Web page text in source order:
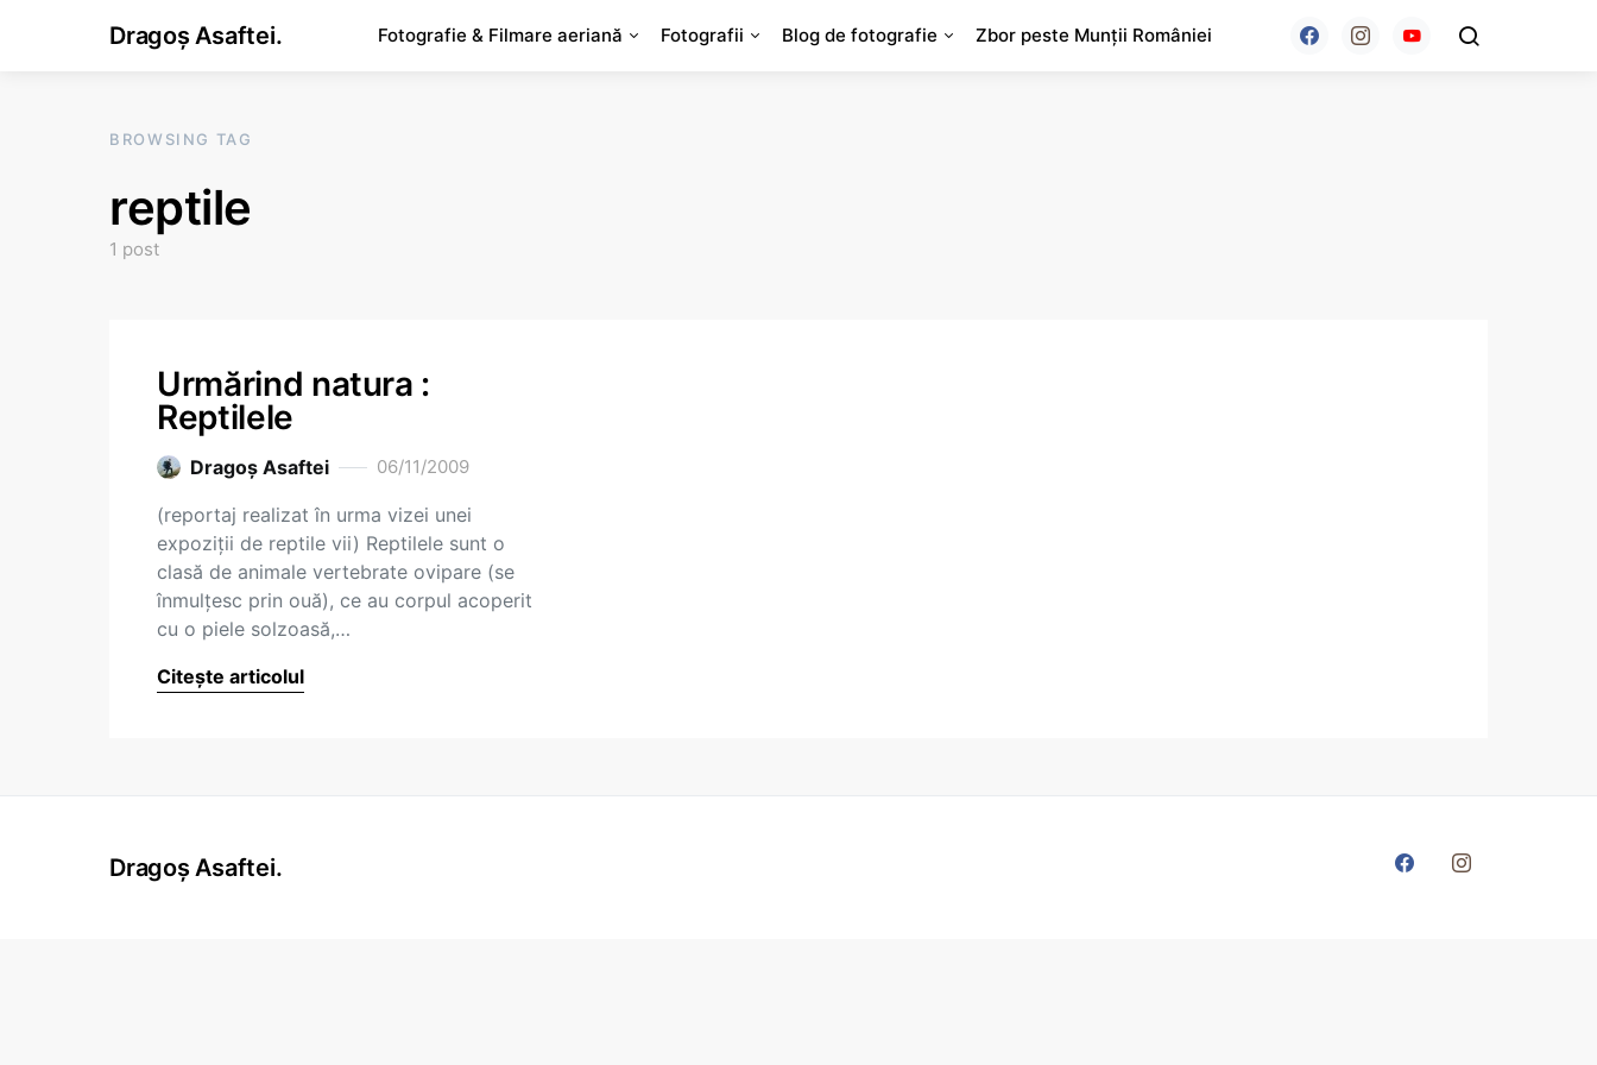
Dragoș Asaftei. Fotografie & Filmare aeriană Fotografii Blog de fotografie Zbor peste Munții României
BROWSING TAG
reptile
1 post
Urmărind natura :
Reptilele
Dragoş Asaftei 06/11/2009
(reportaj realizat în urma vizei unei
expoziţii de reptile vii) Reptilele sunt o
clasă de animale vertebrate ovipare (se
înmulţesc prin ouă), ce au corpul acoperit
cu o piele solzoasă,…
Citește articolul
Dragoș Asaftei.